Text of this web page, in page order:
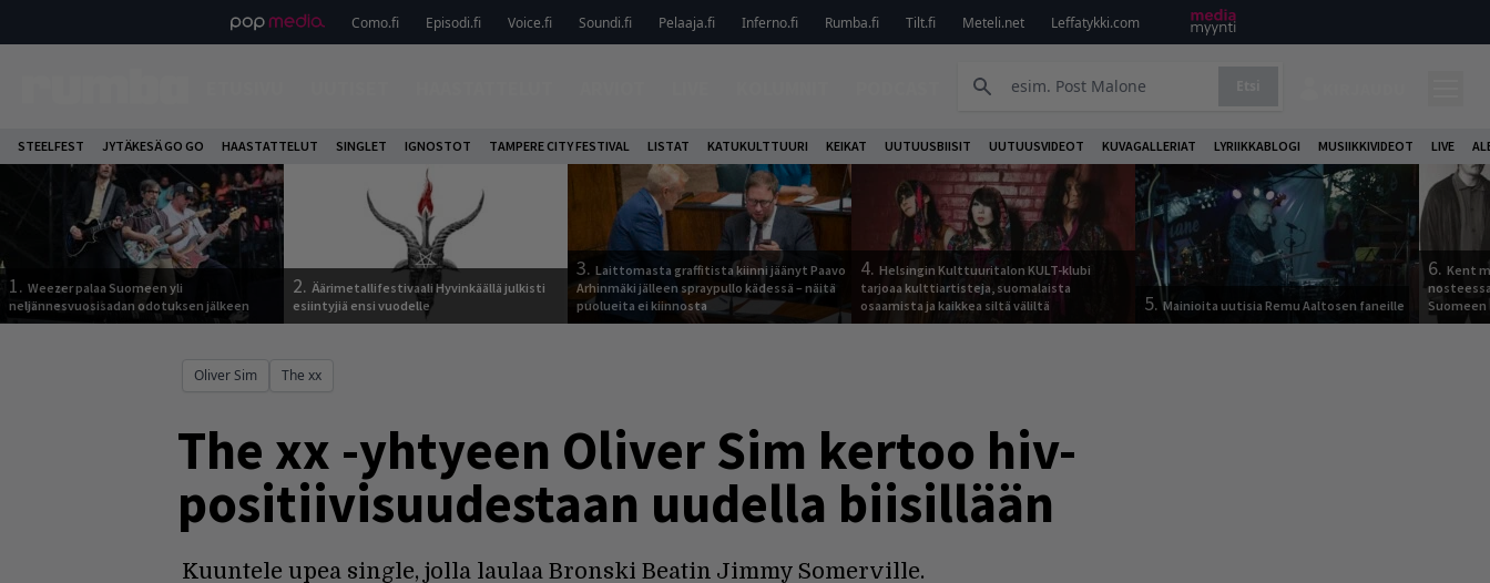
Como.fi Episodi.fi Voice.fi Soundi.fi Pelaaja.fi Inferno.fi Rumba.fi Tilt.fi Meteli.net Leffatykki.com
STEELFEST JYTÄKESÄ GO GO HAASTATTELUT SINGLET IGNOSTOT TAMPERE CITY FESTIVAL LISTAT KATUKULTTUURI KEIKAT UUTUUSBIISIT UUTUUSVIDEOT KUVAGALLERIAT LYRIIKKABLOGI MUSIIKKIVIDEOT LIVE
1. Weezer palaa Suomeen yli
neljännesvuosisadan odotuksen jälkeen
2. Äärimetallifestivaali Hyvinkäällä julkisti
esiintyjiä ensi vuodelle
3. Laittomasta graffitista kiinni jäänyt Paavo
Arhinmäki jälleen spraypullo kädessä – näitä
puolueita ei kiinnosta
4. Helsingin Kulttuuritalon KULT-klubi
tarjoaa kulttiartisteja, suomalaista
osaamista ja kaikkea siltä väliltä
5.Mainioita uutisia Remu Aaltosen faneille
6. Kent
Suomeen
Oliver Sim The xx
The xx -yhtyeen Oliver Sim kertoo hiv-
positiivisuudestaan uudella biisillään
Kuuntele upea single, jolla laulaa Bronski Beatin Jimmy Somerville.